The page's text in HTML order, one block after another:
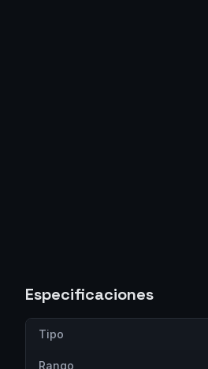
Especificaciones
Tipo
Rango